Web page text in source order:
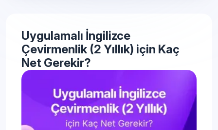
Uygulamalı İngilizce
Çevirmenlik (2 Yıllık) için Kaç
Net Gerekir?